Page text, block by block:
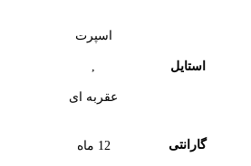
استایل
اسپرت
عقربه ای
گارانتی 12 ماه